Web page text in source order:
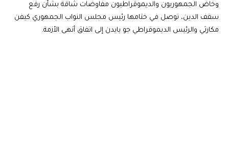
وخاض الجمهوريون والديموقراطيون مفاوضات شاقة بشأن رفع
سقف الدين، توصل في ختامها رئيس مجلس النواب الجمهوري كيفن
مكارثي والرئيس الديموقراطي جو بايدن إلى اتفاق أنهى الأزمة.